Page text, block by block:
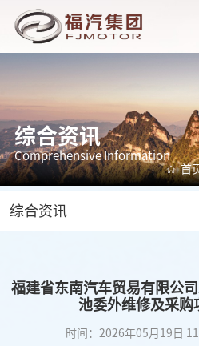
综合资讯
Comprehensive Information
首
综合资讯
福建省东南汽车贸易有限公
池委外维修及采购
时间：2026年05月19日